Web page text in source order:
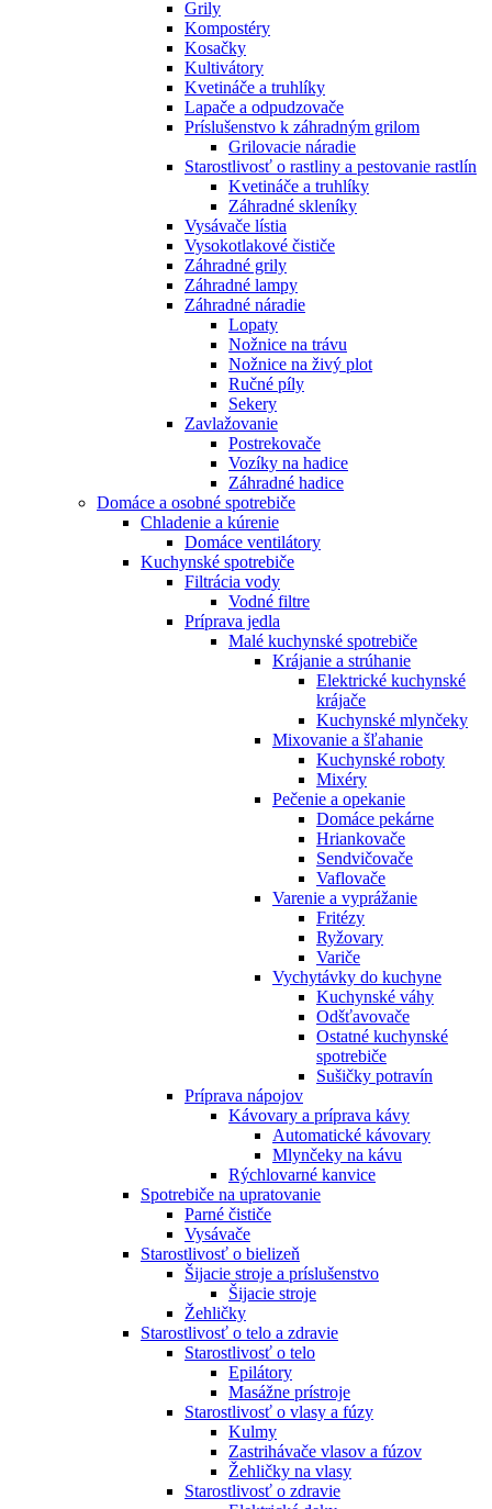
Grily
Kompostéry
Kosačky
Kultivátory
Kvetináče a truhlíky
Lapače a odpudzovače
Príslušenstvo k záhradným grilom
Grilovacie náradie
Starostlivosť o rastliny a pestovanie rastlín
Kvetináče a truhlíky
Záhradné skleníky
Vysávače lístia
Vysokotlakové čističe
Záhradné grily
Záhradné lampy
Záhradné náradie
Lopaty
Nožnice na trávu
Nožnice na živý plot
Ručné píly
Sekery
Zavlažovanie
Postrekovače
Vozíky na hadice
Záhradné hadice
Domáce a osobné spotrebiče
Chladenie a kúrenie
Domáce ventilátory
Kuchynské spotrebiče
Filtrácia vody
Vodné filtre
Príprava jedla
Malé kuchynské spotrebiče
Krájanie a strúhanie
Elektrické kuchynské
krájače
Kuchynské mlynčeky
Mixovanie a šľahanie
Kuchynské roboty
Mixéry
Pečenie a opekanie
Domáce pekárne
Hriankovače
Sendvičovače
Vaflovače
Varenie a vyprážanie
Fritézy
Ryžovary
Variče
Vychytávky do kuchyne
Kuchynské váhy
Odšťavovače
Ostatné kuchynské
spotrebiče
Sušičky potravín
Príprava nápojov
Kávovary a príprava kávy
Automatické kávovary
Mlynčeky na kávu
Rýchlovarné kanvice
Spotrebiče na upratovanie
Parné čističe
Vysávače
Starostlivosť o bielizeň
Šijacie stroje a príslušenstvo
Šijacie stroje
Žehličky
Starostlivosť o telo a zdravie
Starostlivosť o telo
Epilátory
Masážne prístroje
Starostlivosť o vlasy a fúzy
Kulmy
Zastrihávače vlasov a fúzov
Žehličky na vlasy
Starostlivosť o zdravie